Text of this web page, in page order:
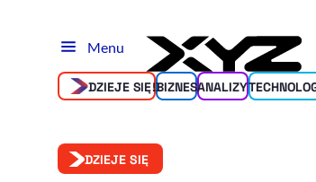
Menu
DZIEJE SIĘ!BIZNESANALIZY
DZIEJE SIĘ